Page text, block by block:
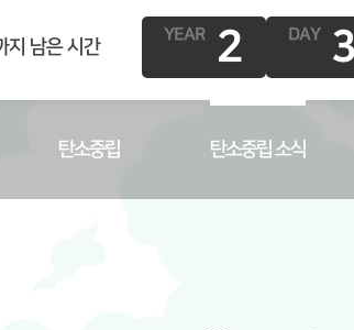
지 남은 시간
YEAR 2 DAY
탄소중립 탄소중립 소식